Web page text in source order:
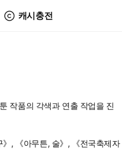
캐시충전
작품의 각색과 연출 작업을 진
, 《아무튼, 술》, 《전국축제자